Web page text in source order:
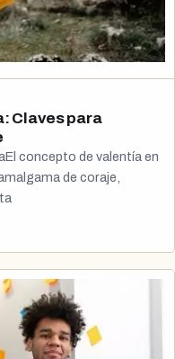
Claves para
concepto de valentía en
de coraje,